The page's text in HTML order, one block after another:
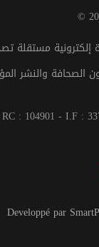
: 104901 - I.F :
Developpé par